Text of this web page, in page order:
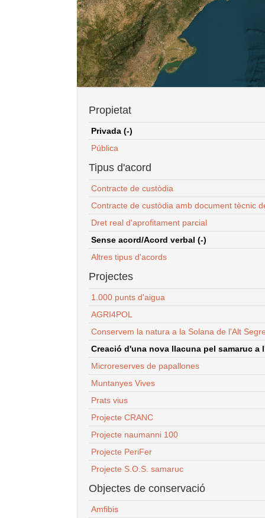
Propietat
Privada (-)
Pública
Tipus d'acord
Contracte de custòdia
Contracte de custòdia amb document tècnic
Dret real d'aprofitament parcial
Sense acord/Acord verbal (-)
Altres tipus d'acords
Projectes
1.000 punts d'aigua
AGRI4POL
Conservem la natura a la Solana de l'Alt
Creació d'una nova llacuna pel samaruc a
Microreserves de papallones
Muntanyes Vives
Prats vius
Projecte CRANC
Projecte naumanni 100
Projecte PeriFer
Projecte S.O.S. samaruc
Objectes de conservació
Amfibis